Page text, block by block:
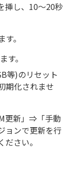
挿し、10～20秒
。
す。
等)のリセット
期化されませ
更新」⇒「手動
ョンで更新を行
さい。